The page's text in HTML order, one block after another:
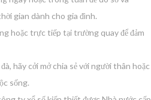
gian dành cho gia đình.
hoặc trực tiếp tại trường quay để đảm
hãy cởi mở chia sẻ với người thân hoặc
sống.